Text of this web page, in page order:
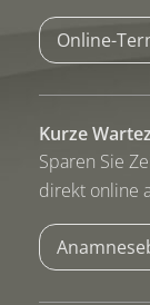
Online-
Kurze
Sparen Sie
direkt online